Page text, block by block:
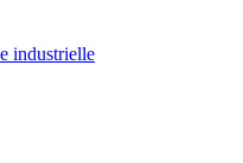
industrielle